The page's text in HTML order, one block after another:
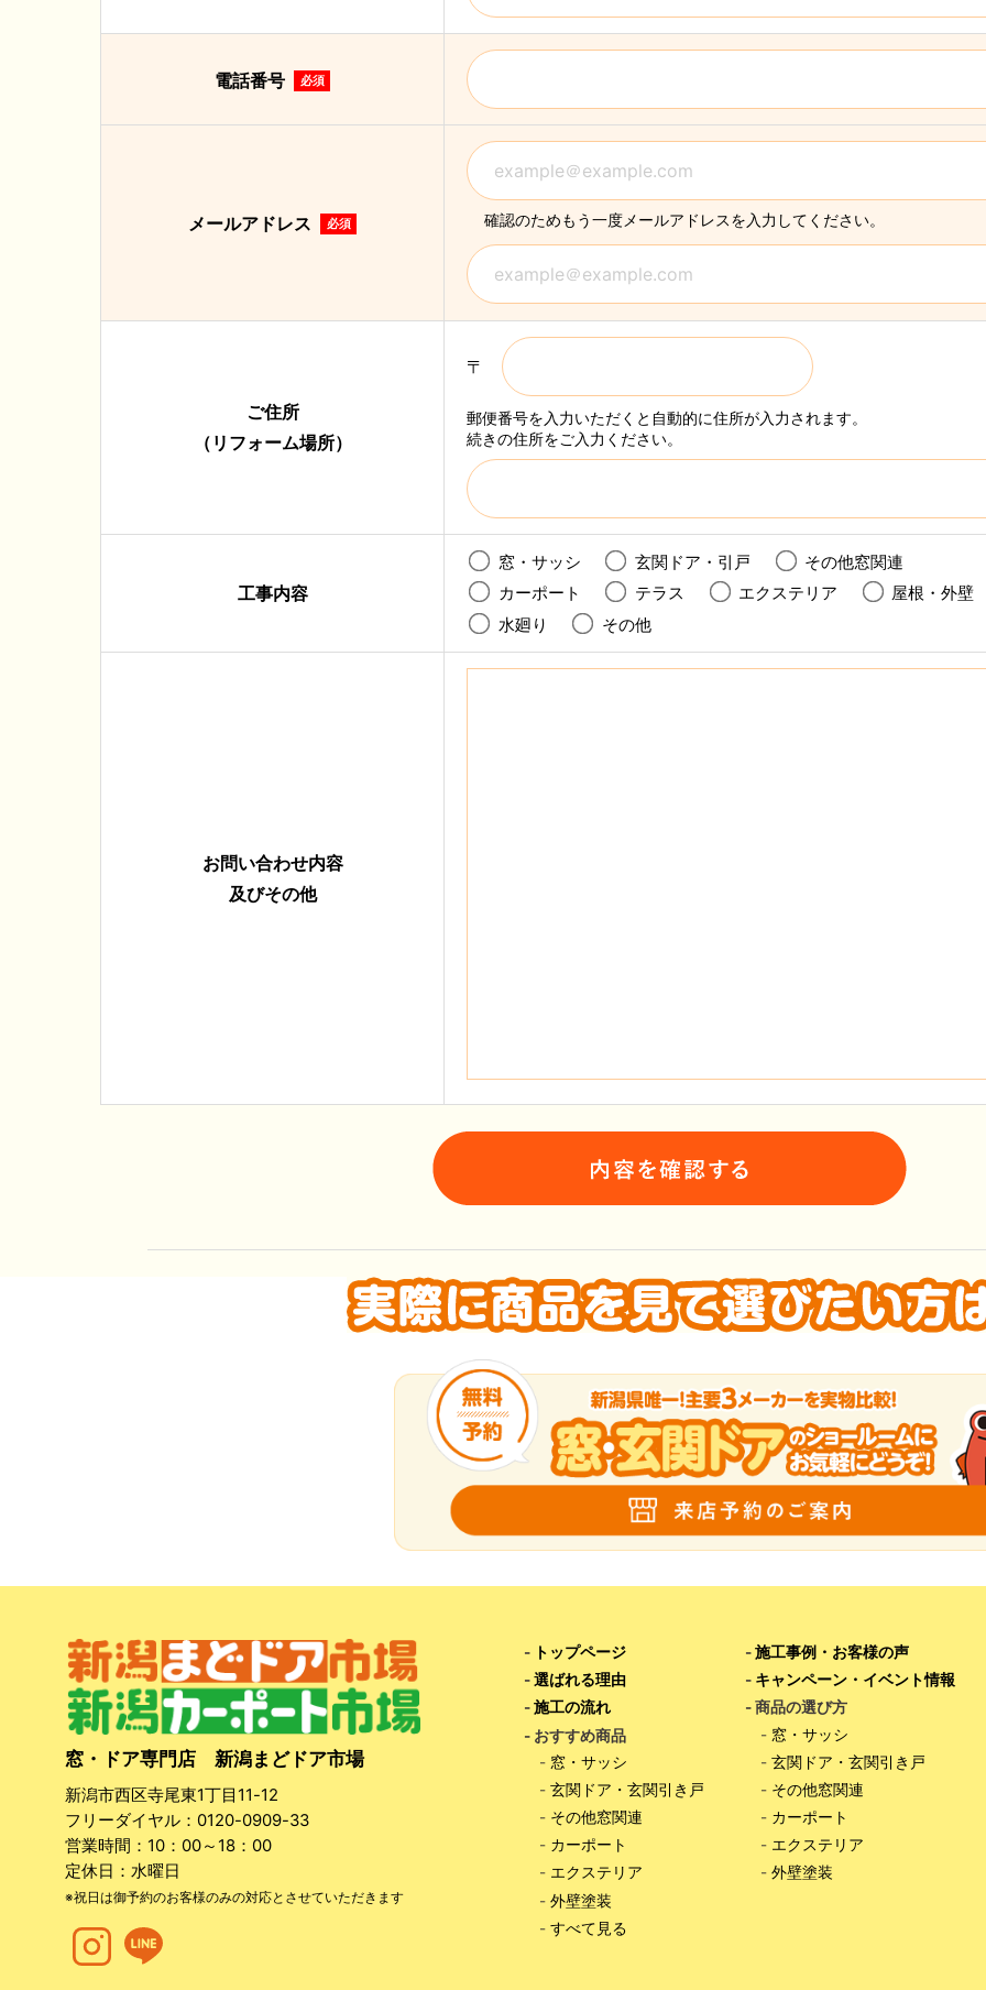
電話番号 必須
メールアドレス 必須 確認のためもう一度メールアドレスを入力してください。
ご住所
（リフォーム場所）
〒
郵便番号を入力いただくと自動的に住所が入力されます。
続きの住所をご入力ください。
工事内容
窓・サッシ 玄関ドア・引戸
その他窓関連
カーポート
テラス エクステリア
屋根・外
水廻り
その他
お問い合わせ内容
及びその他
窓・ドア専門店 新潟まどドア市場
新潟市西区寺尾東1丁目11-12
フリーダイヤル：0120-0909-33
営業時間：10：00～18：00
定休日：水曜日
※祝日は御予約のお客様のみの対応とさせていただきます
- トップページ
-選ばれる理由
-施工の流れ
- おすすめ商品
- 窓・サッシ
- 玄関ドア・玄関引き戸
- その他窓関連
- カーポート
- エクステリア
- 外壁塗装
- すべて見る
-施工事例・お客様の声
- キャンペーン・イベント情報
- 商品の選び方
- 窓・サッシ
-玄関ドア・玄関引き戸
- その他窓関連
- カーポート
- エクステリア
-外壁塗装